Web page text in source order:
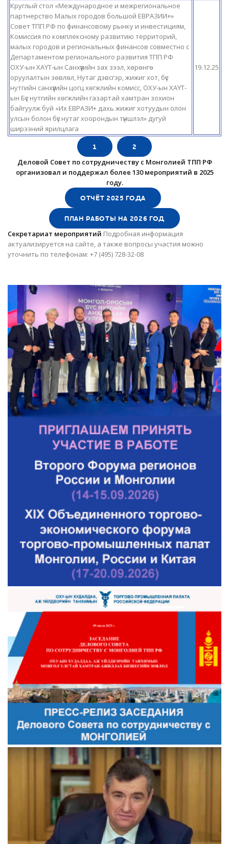
Круглый стол «Международное и межрегиональное
партнерство Малых городов большой ЕВРАЗИИ+»
Совет ТПП РФ по финансовому рынку и инвестициям,
Комиссия по комплексному развитию территорий,
малых городов и региональных финансов совместно с
Департаментом регионального развития ТПП РФ
ОХУ-ын ХАҮТ-ын Санхүүгийн зах зээл, хөрөнгө
оруулалтын зөвлөл, Нутаг дэвсгэр, жижиг хот, бүс
нутгийн санхүүгийн цогц хөгжлийн комисс, ОХУ-ын ХАҮТ-
ын Бүс нутгийн хөгжлийн газартай хамтран зохион
байгуулж буй «Их ЕВРАЗИ+ дахь жижиг хотуудын олон
улсын болон бүс нутаг хоорондын түншлэл» дугуй
ширээний ярилцлага
19.12.25
1
2
Деловой Совет по сотрудничеству с Монголией ТПП РФ
организовал и поддержал более 130 мероприятий в 2025
году.
ОТЧЁТ 2025 ГОДА
ПЛАН РАБОТЫ НА 2026 ГОД
Секретариат мероприятий Подробная информация
актуализируется на сайте, а также вопросы участия можно
уточнить по телефонам: +7 (495) 728-32-08